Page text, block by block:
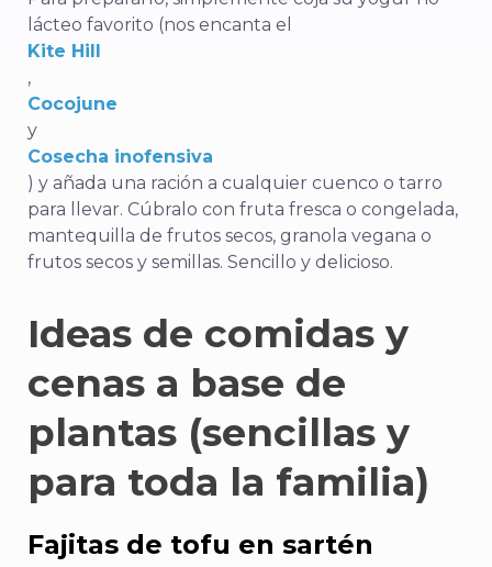
lácteo favorito (nos encanta el
Kite Hill
,
Cocojune
y
Cosecha inofensiva
) y añada una ración a cualquier cuenco o tarro
para llevar. Cúbralo con fruta fresca o congelada,
mantequilla de frutos secos, granola vegana o
frutos secos y semillas. Sencillo y delicioso.
Ideas de comidas y
cenas a base de
plantas (sencillas y
para toda la familia)
Fajitas de tofu en sartén